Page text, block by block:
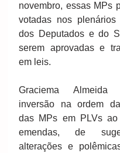
novembro, essas MPs
votadas nos plenários
dos Deputados e do
serem aprovadas e
em leis.
Graciema
inversão na ordem
das MPs em PLVs
emendas, de
alterações e